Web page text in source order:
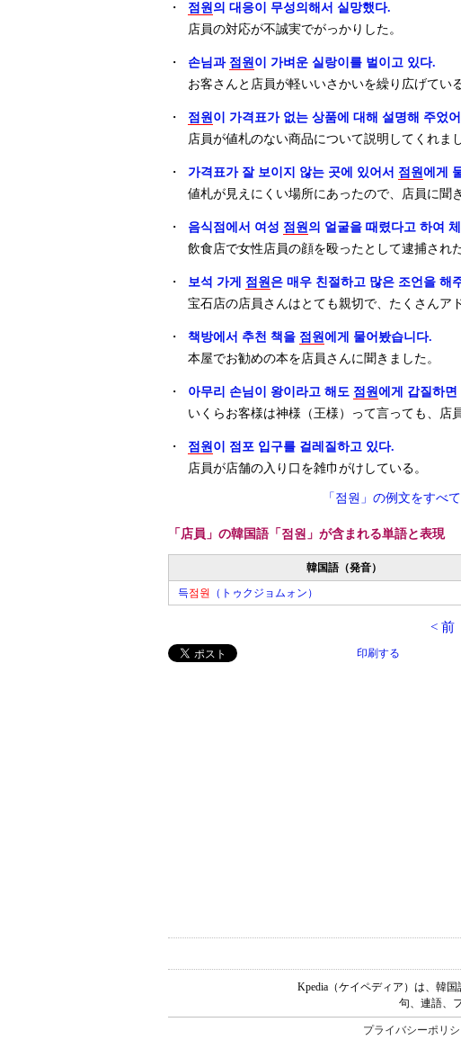
・ 점원의 대응이 무성의해서 실망했다.
店員の対応が不誠実でがっかりした。
・ 손님과 점원이 가벼운 실랑이를 벌이고 있다.
お客さんと店員が軽いいさかいを繰り広げている
・ 점원이 가격표가 없는 상품에 대해 설명해 주었
店員が値札のない商品について説明してくれまし
・ 가격표가 잘 보이지 않는 곳에 있어서 점원에게
値札が見えにくい場所にあったので、店員に聞
・ 음식점에서 여성 점원의 얼굴을 때렸다고 하여
飲食店で女性店員の顔を殴ったとして逮捕された
・ 보석 가게 점원은 매우 친절하고 많은 조언을 해
宝石店の店員さんはとても親切で、たくさんア
・ 책방에서 추천 책을 점원에게 물어봤습니다.
本屋でお勧めの本を店員さんに聞きました。
・ 아무리 손님이 왕이라고 해도 점원에게 갑질하면
いくらお客様は神様（王様）って言っても、店
・ 점원이 점포 입구를 걸레질하고 있다.
店員が店舗の入り口を雑巾がけしている。
「점원」の例文をすべ
「店員」の韓国語「점원」が含まれる単語と表現
韓国語（発音）
득점원 （トゥクジョムォン）
< 前
印刷する
Kpedia（ケイペディア）は、韓
句、連語、
プライバシーポリ